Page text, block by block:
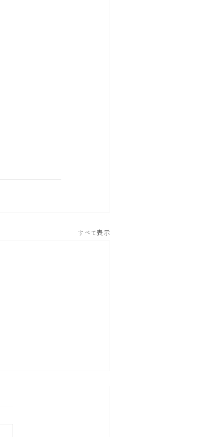
すべて表示